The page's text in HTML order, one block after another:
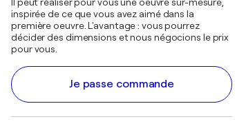
inspirée de ce que vous avez aimé dans la
première oeuvre. L'avantage : vous pourrez
décider des dimensions et nous négocions le prix
pour vous.
Je passe commande